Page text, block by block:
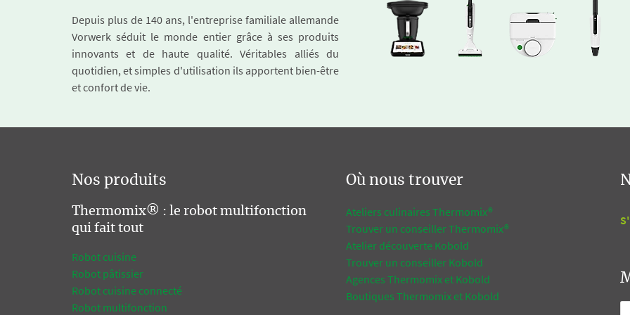
Depuis plus de 140 ans, l'entreprise familiale allemande
Vorwerk séduit le monde entier grâce à ses produits
innovants et de haute qualité. Véritables alliés du
quotidien, et simples d'utilisation ils apportent bien-être
et confort de vie.
Nos produits
Thermomix® : le robot multifonction
qui fait tout
Robot cuisine
Robot pâtissier
Robot cuisine connecté
Robot multifonction
Où nous trouver
Ateliers culinaires Thermomix®
Trouver un conseiller Thermomix®
Atelier découverte Kobold
Trouver un conseiller Kobold
Agences Thermomix et Kobold
Boutiques Thermomix et Kobold